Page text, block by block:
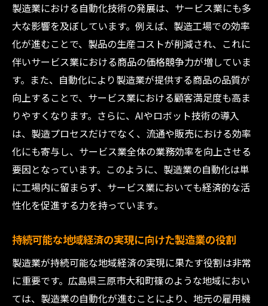
計
雇用創出を意識した自動化技術の活用方法
製造業が提供する地域社会への影響力
若年層の雇用機会拡大に向けた取り組み
自動化がもたらす地域企業との連携効果
地域支援プログラムを活かした自動化推進
三原市の製造業が若手を育成し続ける秘訣
人材育成のための独自教育プログラムの導
入
若手が成長できる環境作りとその実践例
実践的なトレーニングでスキルアップを図
る
若手に自信を持たせるキャリア支援制度
地域と連携した若手育成の成功事例
製造業における自動化技術の発展は、サービス業にも多
大な影響を及ぼしています。例えば、製造工場での効率
化が進むことで、製品の生産コストが削減され、これに
伴いサービス業における商品の価格競争力が増していま
す。また、自動化により製造業が提供する商品の品質が
向上することで、サービス業における顧客満足度も高ま
りやすくなります。さらに、AIやロボット技術の導入
は、製造プロセスだけでなく、流通や販売における効率
化にも寄与し、サービス業全体の業務効率を向上させる
要因となっています。このように、製造業の自動化は単
に工場内に留まらず、サービス業においても経済的な活
性化を促進する力を持っています。
持続可能な地域経済の実現に向けた製造業の役割
製造業が持続可能な地域経済の実現に果たす役割は非常
に重要です。広島県三原市大和町篠のような地域におい
ては、製造業の自動化が進むことにより、地元の雇用機